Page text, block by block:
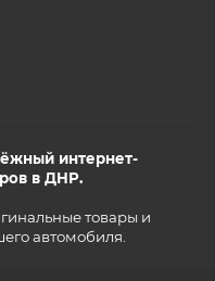
интернет-
в ДНР.
товары и
автомобиля.